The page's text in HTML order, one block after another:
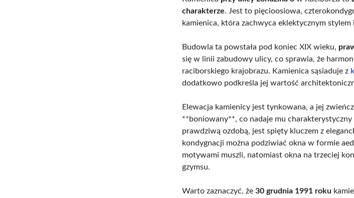
charakterze. Jest to pięcioosiowa,
kamienica, która zachwyca eklektycznym stylem
Budowla ta powstała pod koniec XIX wieku,
się w linii zabudowy ulicy, co sprawia, że
raciborskiego krajobrazu. Kamienica sąsiaduje z
dodatkowo podkreśla jej wartość
Elewacja kamienicy jest tynkowana, a jej
**boniowany**, co nadaje mu
prawdziwą ozdobą, jest spięty kluczem z
kondygnacji można podziwiać okna w formie
motywami muszli, natomiast okna na trzeciej
gzymsu.
Warto zaznaczyć, że30 grudnia 1991 roku